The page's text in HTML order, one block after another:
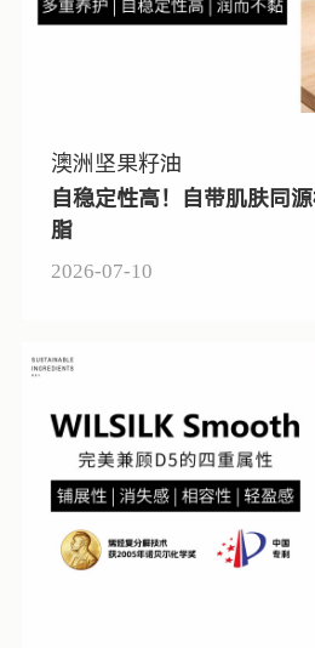
澳洲坚果籽油
自稳定性高！自带肌肤同
脂
2026-07-10